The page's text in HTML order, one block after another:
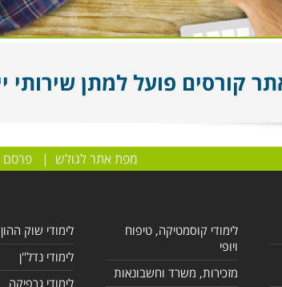
קורסים פועל למתן שירותי
מפת אתר לגולש |
לימודי קוסמטיקה, טיפוח
ויופי
מזכירות, משרד וחשבונאות
לימודי שוק
לימודי נדל"ן
לימודי גרפיקה